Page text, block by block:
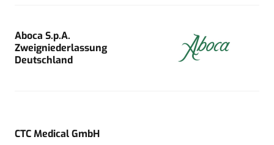
Aboca S.p.A.
Zweigniederlassung
Deutschland
CTC Medical GmbH